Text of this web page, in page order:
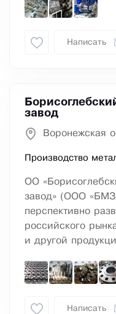
Написать
завод
Воронежская
Производство
ОО
завод» (ООО
перспективно
российского
и другой
Написать